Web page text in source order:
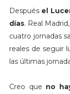
Después el
días. Real
cuatro jornadas
reales de seguir
las últimas
Creo que no